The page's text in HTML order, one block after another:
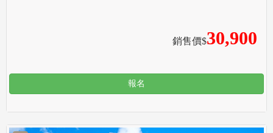
銷售價$30,900
報名